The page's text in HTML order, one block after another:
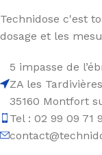
Technidose c'est
dosage et les
5 impasse de
ZA les Tardivières
35160 Montfort
Tel : 02 99 09 71